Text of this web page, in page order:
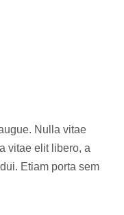
Nulla vitae
vitae elit libero, a
Etiam porta sem